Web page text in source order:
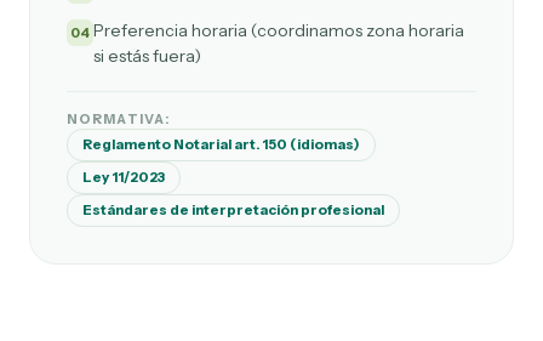
04 Preferencia horaria (coordinamos zona horaria
si estás fuera)
NORMATIVA:
Reglamento Notarial art. 150 (idiomas)
Ley 11/2023
Estándares de interpretación profesional